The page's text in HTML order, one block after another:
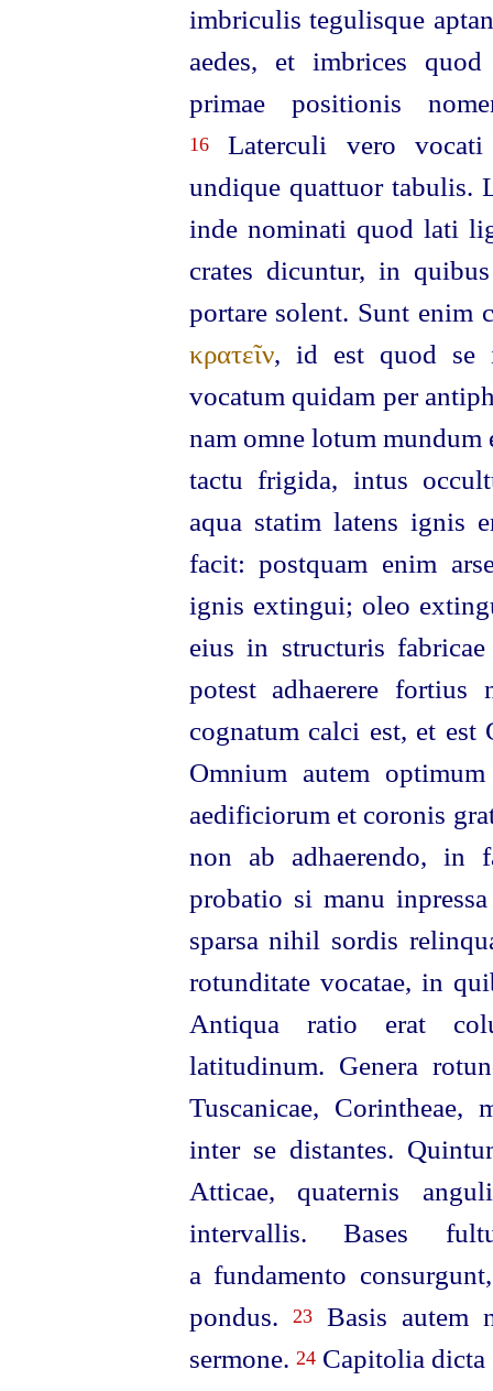
imbriculis tegulisque
aedes, et imbrices
primae positionis
16Laterculi vero vocati
undique quattuor tabulis.
inde nominati quod lati
crates dicuntur, in
portare solent. Sunt enim
κρατεῖν, id est quod se
vocatum quidam per
nam omne lotum mundum
tactu frigida, intus
aqua statim latens ignis
facit: postquam enim
ignis extingui; oleo
eius in structuris
potest adhaerere
cognatum calci est, et est
Omnium autem
aedificiorum et coronis
non ab adhaerendo, in
probatio si manu
sparsa nihil sordis
rotunditate vocatae, in
Antiqua ratio erat
latitudinum. Genera
Tuscanicae, Corintheae,
inter se distantes.
Atticae, quaternis
intervallis. Bases
a fundamento
pondus.
23Basis autem
sermone. 24Capitolia dicta